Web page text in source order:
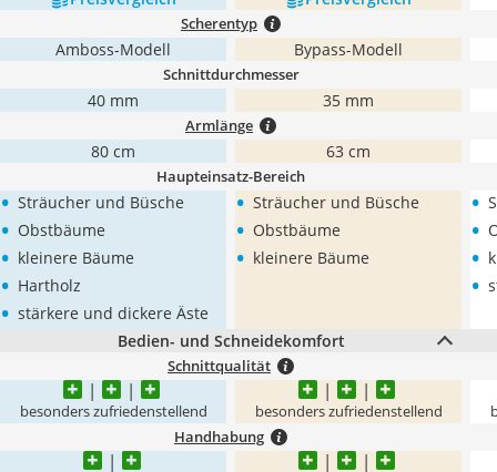
Scherentyp
Amboss-Modell Bypass-Modell
Schnittdurchmesser
40 mm 35 mm
Armlänge
80 cm 63 cm
Haupteinsatz-Bereich
• Sträucher und Büsche
• Obstbäume
• kleinere Bäume
• Hartholz
• stärkere und dickere Äste
• Sträucher und Büsche
• Obstbäume
• kleinere Bäume
•
•
•
•
Bedien- und Schneidekomfort
Schnittqualität
besonders zufriedenstellend besonders zufriedenstellend
Handhabung